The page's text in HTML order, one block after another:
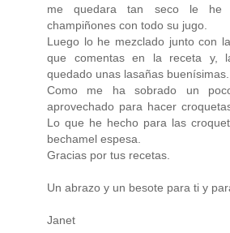
me quedara tan seco le he
champiñones con todo su jugo.
Luego lo he mezclado junto con
que comentas en la receta y,
quedado unas lasañas buenísimas.
Como me ha sobrado un
aprovechado para hacer
Lo que he hecho para las
bechamel espesa.
Gracias por tus recetas.
Un abrazo y un besote para ti y
Janet